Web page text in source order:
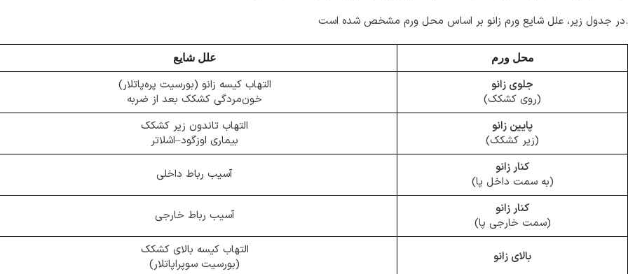
در جدول زیر، علل شایع ورم زانو بر اساس محل ورم مشخص شده است.
محل ورم علل شایع
جلوی زانو
(روی کشکک)
التهاب کیسه زانو (بورسیت پره‌پاتلار)
خون‌مردگی کشکک بعد از ضربه
پایین زانو
(زیر کشکک)
التهاب تاندون زیر کشکک
بیماری اوزگود–اشلاتر
کنار زانو
(به سمت داخل پا)
آسیب رباط داخلی
کنار زانو
(سمت خارجی پا)
آسیب رباط خارجی
بالای زانو
التهاب کیسه بالای کشکک
(بورسیت سوپراپاتلار)